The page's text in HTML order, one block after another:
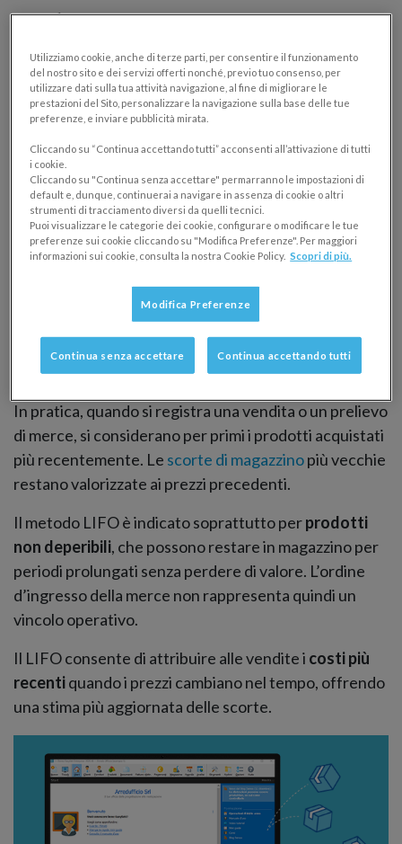
Cos’è il metodo LIFO?
Il metodo LIFO è un criterio utilizzato nellagestione di
un magazzinoper attribuire unvalore alle scorte
calcolare ilcosto delle merci vendute.
L’acronimo deriva dall’espressione inglese “Last In,
First Out”, che significa “ultimi entrati, primi usciti”.
In base a questo principio,gli ultimi prodotti entrati
in magazzino sono i primi a essere considerati in
uscitadal punto di vista contabile.
Questo non implica necessariamente che i prodotti
escano fisicamente dal magazzino in quell’ordine, ma
riguarda il modo in cui vengono attribuiti i costi alle
vendite.
In pratica, quando si registra una vendita o un prelievo
di merce, si considerano per primi i prodotti acquistati
più recentemente. Le scorte di magazzinopiù vecchie
restano valorizzate ai prezzi precedenti.
Il metodo LIFO è indicato soprattutto perprodotti
non deperibili, che possono restare in magazzino per
periodi prolungati senza perdere di valore. L’ordine
d’ingresso della merce non rappresenta quindi un
vincolo operativo.
Il LIFO consente di attribuire alle vendite i costi più
recentiquando i prezzi cambiano nel tempo, offrendo
una stima più aggiornata delle scorte.
Utilizziamo cookie, anche di terze parti, per consentire il funzionamento
del nostro sito e dei servizi offerti nonché, previo tuo consenso, per
utilizzare dati sulla tua attività navigazione, al fine di migliorare le
prestazioni del Sito, personalizzare la navigazione sulla base delle tue
preferenze, e inviare pubblicità mirata.
Cliccando su “Continua accettando tutti” acconsenti all’attivazione di tutti
i cookie.
Cliccando su "Continua senza accettare" permarranno le impostazioni di
default e, dunque, continuerai a navigare in assenza di cookie o altri
strumenti di tracciamento diversi da quelli tecnici.
Puoi visualizzare le categorie dei cookie, configurare o modificare le tue
preferenze sui cookie cliccando su "Modifica Preferenze". Per maggiori
informazioni sui cookie, consulta la nostra Cookie Policy. Scopri di più.
Modifica Preferenze
Continua senza accettare Continua accettando tutti